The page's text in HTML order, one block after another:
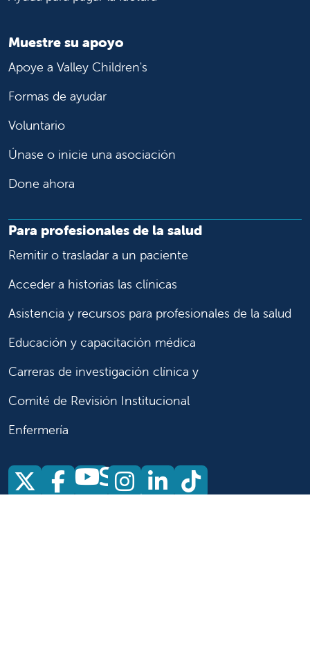
Muestre su apoyo
Apoye a Valley Children's
Formas de ayudar
Voluntario
Únase o inicie una asociación
Done ahora
Para profesionales de la salud
Remitir o trasladar a un paciente
Acceder a historias las clínicas
Asistencia y recursos para profesionales de la salud
Educación y capacitación médica
Carreras de investigación clínica y
Comité de Revisión Institucional
Enfermería
Síganos en X
Síganos en Facebook
Síganos
en
Síganos en
Síganos en
Síganos